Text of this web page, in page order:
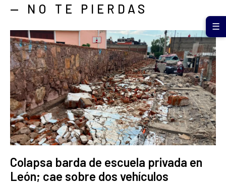
— NO TE PIERDAS
Colapsa barda de escuela privada en
León; cae sobre dos vehículos
☰